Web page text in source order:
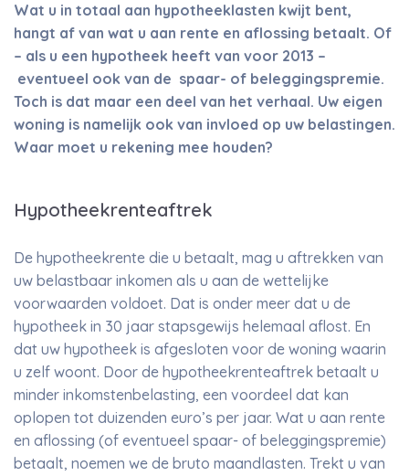
Wat u in totaal aan hypotheeklasten kwijt bent,
hangt af van wat u aan rente en aflossing betaalt. Of
– als u een hypotheek heeft van voor 2013 –
eventueel ook van de spaar- of beleggingspremie.
Toch is dat maar een deel van het verhaal. Uw eigen
woning is namelijk ook van invloed op uw belastingen.
Waar moet u rekening mee houden?
Hypotheekrenteaftrek
De hypotheekrente die u betaalt, mag u aftrekken van
uw belastbaar inkomen als u aan de wettelijke
voorwaarden voldoet. Dat is onder meer dat u de
hypotheek in 30 jaar stapsgewijs helemaal aflost. En
dat uw hypotheek is afgesloten voor de woning waarin
u zelf woont. Door de hypotheekrenteaftrek betaalt u
minder inkomstenbelasting, een voordeel dat kan
oplopen tot duizenden euro’s per jaar. Wat u aan rente
en aflossing (of eventueel spaar- of beleggingspremie)
betaalt, noemen we de bruto maandlasten. Trekt u van